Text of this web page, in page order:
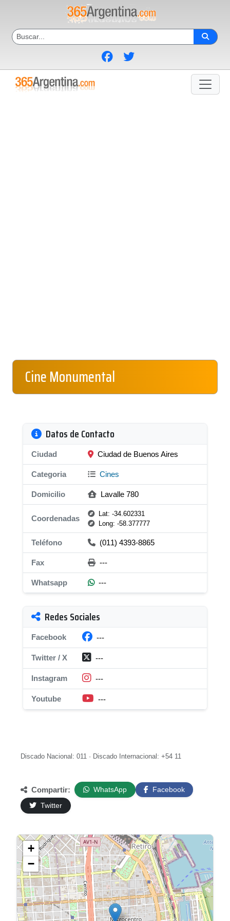
Cine Monumental
Datos de Contacto
Ciudad Ciudad de Buenos Aires
Categoria Cines
Domicilio Lavalle 780
Coordenadas
Lat: -34.602331
Long: -58.377777
Teléfono (011) 4393-8865
Fax ---
Whatsapp ---
Redes Sociales
Facebook ---
Twitter / X ---
Instagram ---
Youtube ---
Discado Nacional: 011 · Discado Internacional: +54 11
Compartir: WhatsApp
Facebook
Twitter
+
−